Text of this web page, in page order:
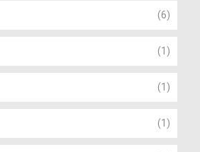
(6)
(1)
(1)
(1)